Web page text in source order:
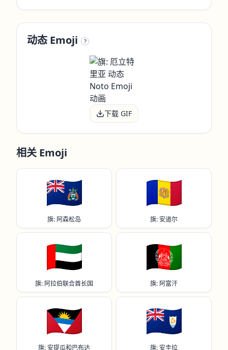
动态 Emoji ?
下载 GIF
相关 Emoji
🇦🇨
旗: 阿森松岛
🇦🇩
旗: 安道尔
🇦🇪
旗: 阿拉伯联合酋长国
🇦🇫
旗: 阿富汗
🇦🇬
旗: 安提瓜和巴布达
🇦🇮
旗: 安圭拉